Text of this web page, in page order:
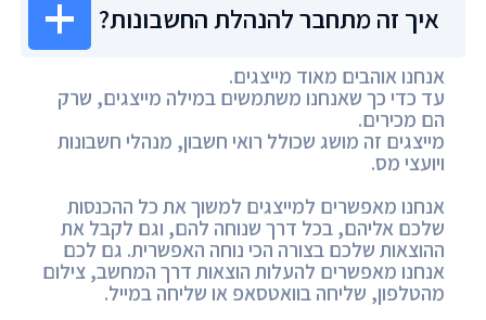
איך זה מתחבר להנהלת החשבונות?
אנחנו אוהבים מאוד מייצגים.
עד כדי כך שאנחנו משתמשים במילה מייצגים, שרק
הם מכירים.
מייצגים זה מושג שכולל רואי חשבון, מנהלי חשבונות
ויועצי מס.
אנחנו מאפשרים למייצגים למשוך את כל ההכנסות
שלכם אליהם, בכל דרך שנוחה להם, וגם לקבל את
ההוצאות שלכם בצורה הכי נוחה האפשרית. גם לכם
אנחנו מאפשרים להעלות הוצאות דרך המחשב, צילום
מהטלפון, שליחה בוואטסאפ או שליחה במייל.